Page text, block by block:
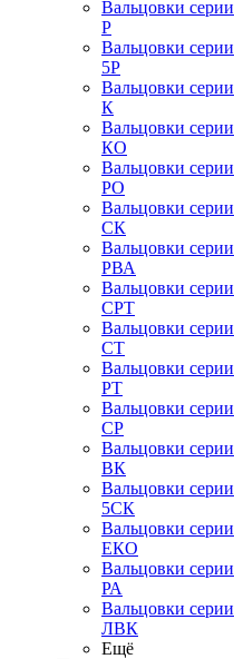
Вальцовки серии
Р
Вальцовки серии
5Р
Вальцовки серии
К
Вальцовки серии
КО
Вальцовки серии
РО
Вальцовки серии
СК
Вальцовки серии
РВА
Вальцовки серии
СРТ
Вальцовки серии
СТ
Вальцовки серии
РТ
Вальцовки серии
СР
Вальцовки серии
ВК
Вальцовки серии
5СК
Вальцовки серии
ЕКО
Вальцовки серии
РА
Вальцовки серии
ЛВК
Ещё